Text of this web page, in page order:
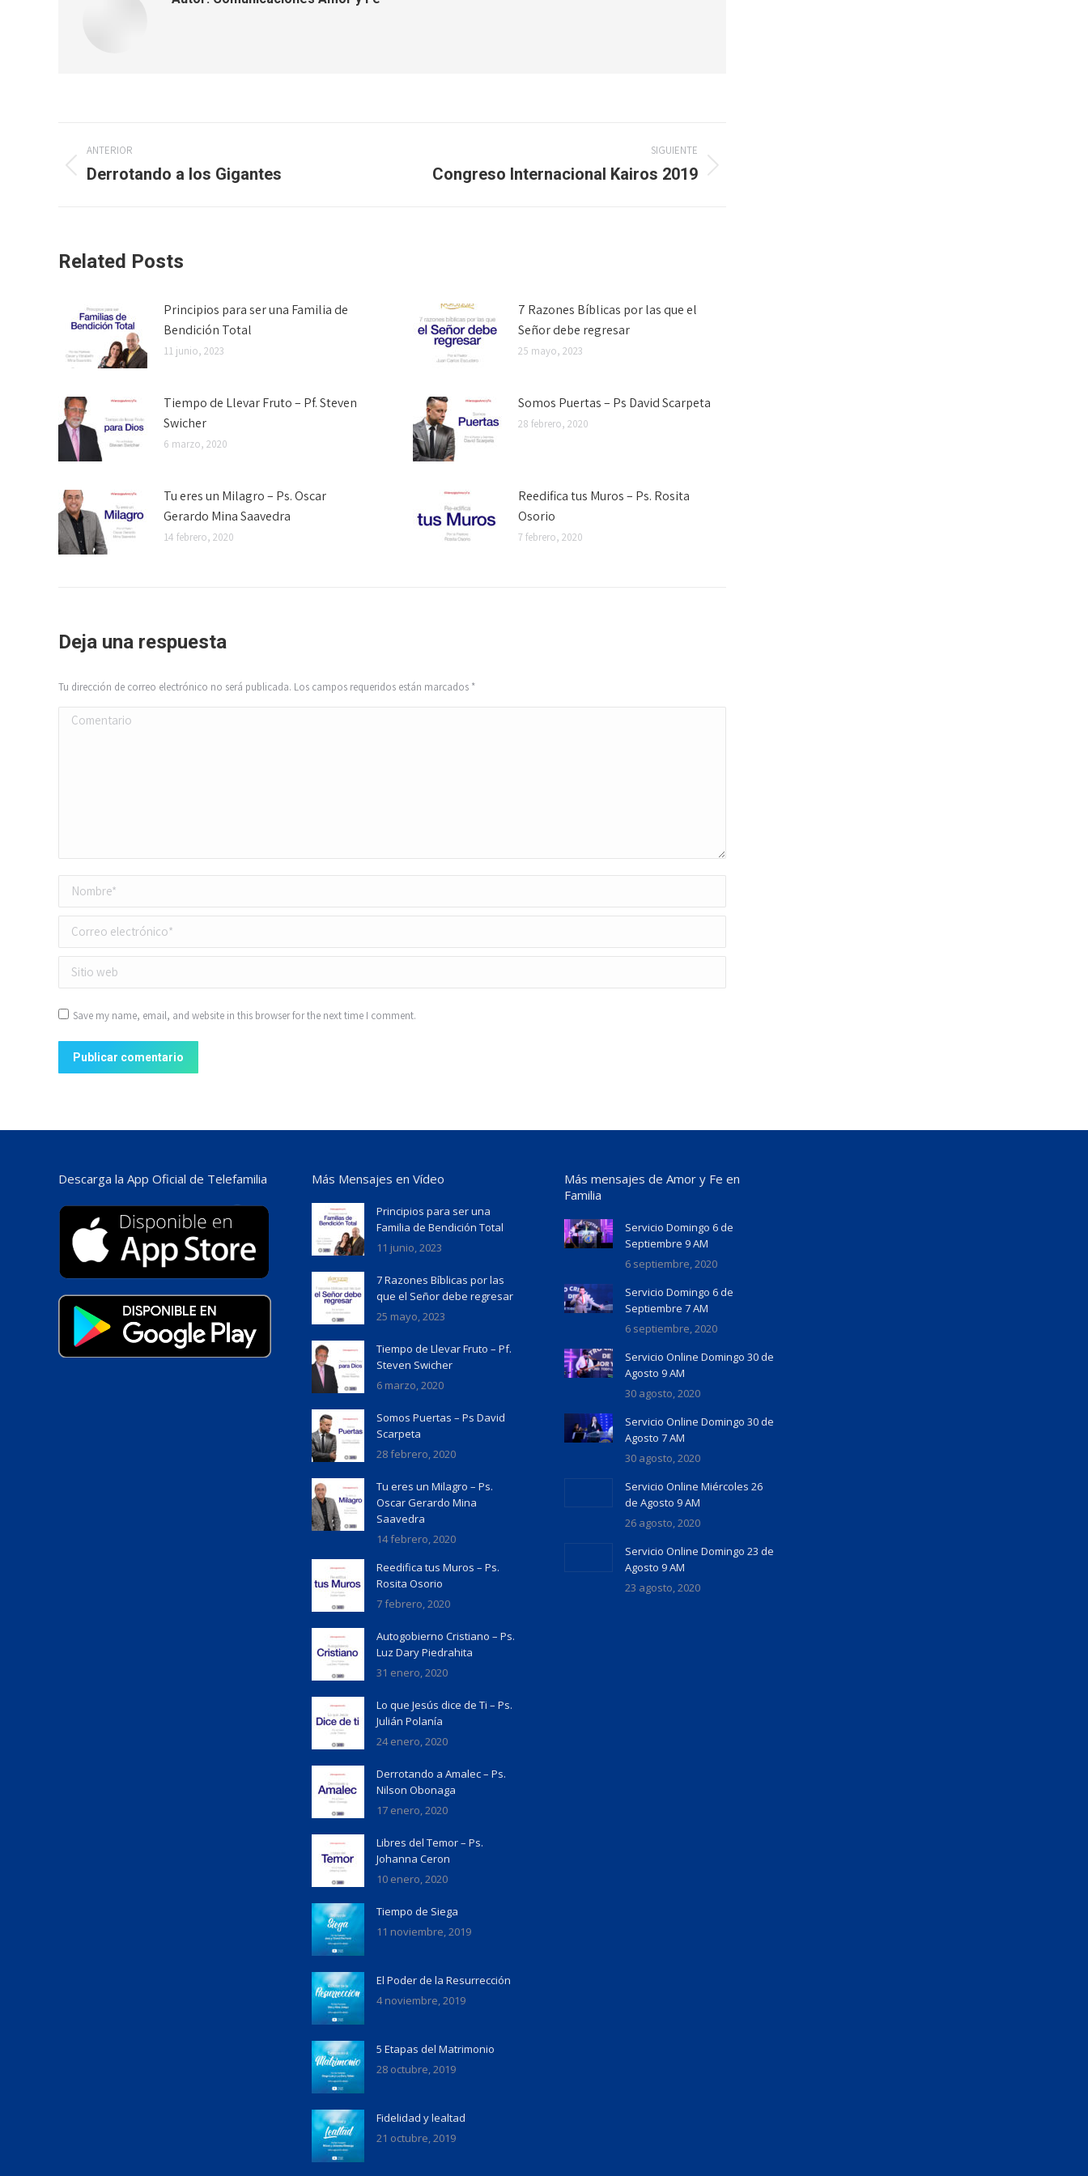
Navegación
entre
ANTERIOR
Publicación
Derrotando a los Gigantes
SIGUIENTE
Publicación
Congreso Internacional Kairos 2019
Related Posts
Principios para ser una Familia de
Bendición Total
11 junio, 2023
7 Razones Bíblicas por las que el
Señor debe regresar
25 mayo, 2023
Tiempo de Llevar Fruto – Pf. Steven
Swicher
6 marzo, 2020
Somos Puertas – Ps David Scarpeta
28 febrero, 2020
Tu eres un Milagro – Ps. Oscar
Gerardo Mina Saavedra
14 febrero, 2020
Reedifica tus Muros – Ps. Rosita
Osorio
7 febrero, 2020
Deja una respuesta
Tu dirección de correo electrónico no será publicada. Los campos requeridos están marcados *
Comentario
Nombre *
Correo electrónico *
Sitio web
Save my name, email, and website in this browser for the next time I comment.
Publicar comentario
Descarga la App Oficial de Telefamilia Más Mensajes en Vídeo
Principios para ser una
Familia de Bendición Total
11 junio, 2023
7 Razones Bíblicas por las
que el Señor debe regresar
25 mayo, 2023
Tiempo de Llevar Fruto – Pf.
Steven Swicher
6 marzo, 2020
Somos Puertas – Ps David
Scarpeta
28 febrero, 2020
Tu eres un Milagro – Ps.
Oscar Gerardo Mina
Saavedra
14 febrero, 2020
Reedifica tus Muros – Ps.
Rosita Osorio
7 febrero, 2020
Autogobierno Cristiano – Ps.
Luz Dary Piedrahita
31 enero, 2020
Lo que Jesús dice de Ti – Ps.
Julián Polanía
24 enero, 2020
Derrotando a Amalec – Ps.
Nilson Obonaga
17 enero, 2020
Libres del Temor – Ps.
Johanna Ceron
10 enero, 2020
Tiempo de Siega
11 noviembre, 2019
El Poder de la Resurrección
4 noviembre, 2019
5 Etapas del Matrimonio
28 octubre, 2019
Fidelidad y lealtad
21 octubre, 2019
Más mensajes de Amor y Fe en
Familia
Servicio Domingo 6 de
Septiembre 9 AM
6 septiembre, 2020
Servicio Domingo 6 de
Septiembre 7 AM
6 septiembre, 2020
Servicio Online Domingo 30 de
Agosto 9 AM
30 agosto, 2020
Servicio Online Domingo 30 de
Agosto 7 AM
30 agosto, 2020
Servicio Online Miércoles 26
de Agosto 9 AM
26 agosto, 2020
Servicio Online Domingo 23 de
Agosto 9 AM
23 agosto, 2020